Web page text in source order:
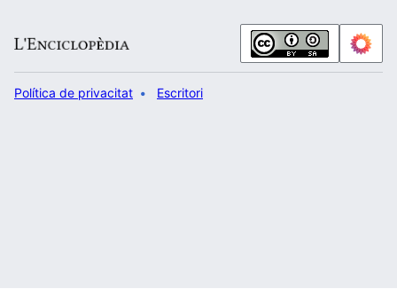
Política de privacitat Escritori